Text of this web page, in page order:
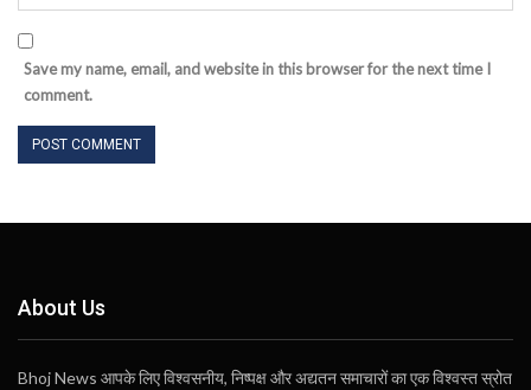
Save my name, email, and website in this browser for the next time I
comment.
About Us
Bhoj News आपके लिए विश्वसनीय, निष्पक्ष और अद्यतन समाचारों का एक विश्वस्त स्रोत